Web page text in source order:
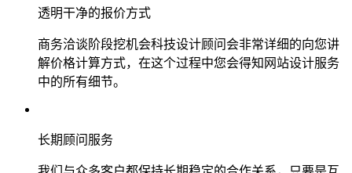
透明干净的报价方式
商务洽谈阶段挖机会科技设计顾问会非常详细的向您讲
解价格计算方式，在这个过程中您会得知网站设计服务
中的所有细节。
长期顾问服务